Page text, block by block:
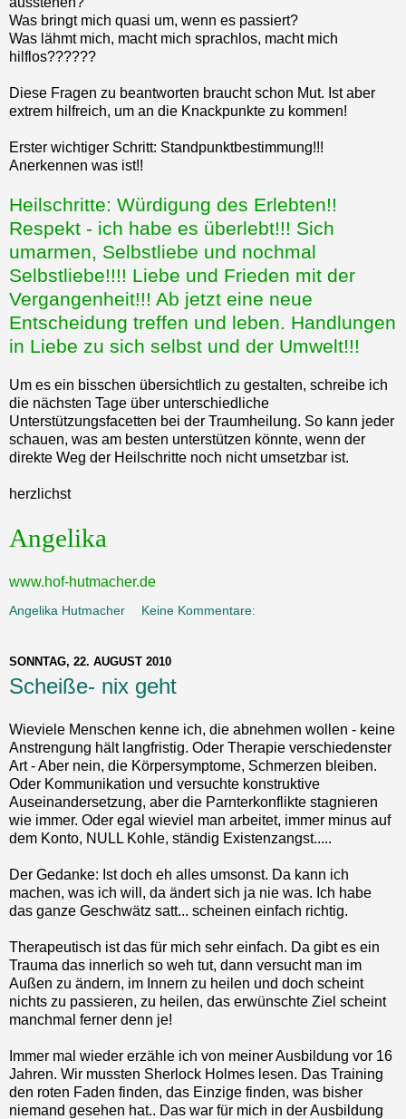
Was bringt mich quasi um, wenn es passiert?
Was lähmt mich, macht mich sprachlos, macht mich
hilflos??????
Diese Fragen zu beantworten braucht schon Mut. Ist aber
extrem hilfreich, um an die Knackpunkte zu kommen!
Erster wichtiger Schritt: Standpunktbestimmung!!!
Anerkennen was ist!!
Heilschritte: Würdigung des Erlebten!!
Respekt - ich habe es überlebt!!! Sich
umarmen, Selbstliebe und nochmal
Selbstliebe!!!! Liebe und Frieden mit der
Vergangenheit!!! Ab jetzt eine neue
Entscheidung treffen und leben. Handlungen
in Liebe zu sich selbst und der Umwelt!!!
Um es ein bisschen übersichtlich zu gestalten, schreibe ich
die nächsten Tage über unterschiedliche
Unterstützungsfacetten bei der Traumheilung. So kann jeder
schauen, was am besten unterstützen könnte, wenn der
direkte Weg der Heilschritte noch nicht umsetzbar ist.
herzlichst
Angelika
www.hof-hutmacher.de
Angelika Hutmacher Keine Kommentare:
SONNTAG, 22. AUGUST 2010
Scheiße- nix geht
Wieviele Menschen kenne ich, die abnehmen wollen - keine
Anstrengung hält langfristig. Oder Therapie verschiedenster
Art - Aber nein, die Körpersymptome, Schmerzen bleiben.
Oder Kommunikation und versuchte konstruktive
Auseinandersetzung, aber die Parnterkonflikte stagnieren
wie immer. Oder egal wieviel man arbeitet, immer minus auf
dem Konto, NULL Kohle, ständig Existenzangst.....
Der Gedanke: Ist doch eh alles umsonst. Da kann ich
machen, was ich will, da ändert sich ja nie was. Ich habe
das ganze Geschwätz satt... scheinen einfach richtig.
Therapeutisch ist das für mich sehr einfach. Da gibt es ein
Trauma das innerlich so weh tut, dann versucht man im
Außen zu ändern, im Innern zu heilen und doch scheint
nichts zu passieren, zu heilen, das erwünschte Ziel scheint
manchmal ferner denn je!
Immer mal wieder erzähle ich von meiner Ausbildung vor 16
Jahren. Wir mussten Sherlock Holmes lesen. Das Training
den roten Faden finden, das Einzige finden, was bisher
niemand gesehen hat.. Das war für mich in der Ausbildung